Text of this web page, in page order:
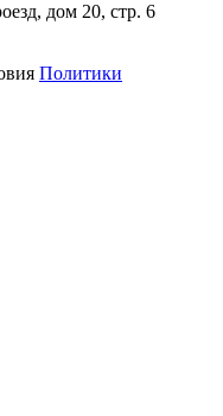
дом 20, стр. 6
Политики